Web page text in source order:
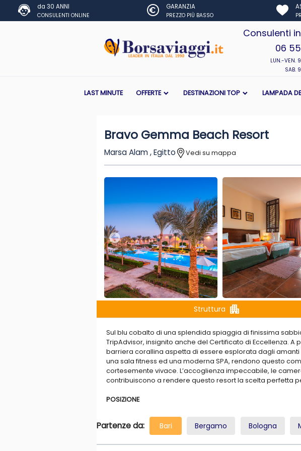
da 30 ANNI
CONSULENTI ONLINE
GARANZIA
PREZZO PIÙ BASSO
Consulenti
06
LUN.-VEN.
SAB.
LAST MINUTE OFFERTE DESTINAZIONI TOP LAMPADA
Bravo Gemma Beach Resort
Marsa Alam , Egitto Vedi su mappa
Struttura apartment
Sul blu cobalto di una splendida spiaggia di finissima
TripAdvisor, insignito anche del Certificato di Eccellenza.
barriera corallina aspetta di essere esplorata dagli amanti
una sala fitness ed una moderna SPA, rendono questo
cortesemente vivace. L’accoglienza impeccabile, le
contribuiscono a rendere questo resort la scelta perfetta
POSIZIONE
SPIAGGIA E PISCINA
La lunga spiaggia è di sabbia corallina, attrezzata con
sempre possibile all’interno della riparata laguna. L’area
Partenze da: Bari Bergamo Bologna